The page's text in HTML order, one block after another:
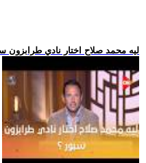
.. ليه محمد صلاح اختار نادي طرابزون